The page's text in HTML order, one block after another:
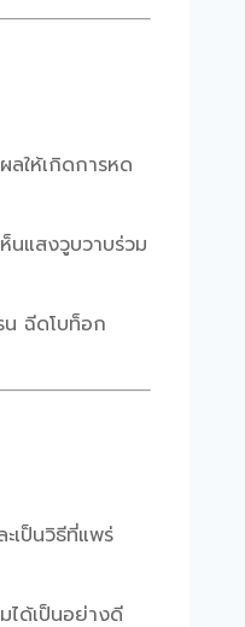
ให้เกิดการหด
แสงวูบวาบร่วม
น ฉีดโบท็อก
เป็นวิธีที่แพร่
ได้เป็นอย่างดี